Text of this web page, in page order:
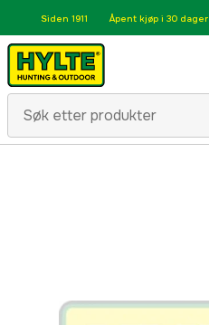
Siden 1911 Åpent kjøp i 30 dager